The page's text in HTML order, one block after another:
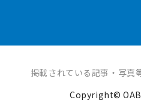
掲載されている記事・写真
Copyright©